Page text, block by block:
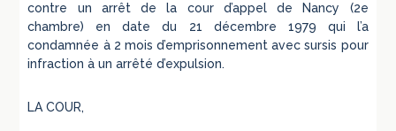
contre un arrêt de la cour d’appel de Nancy (2e
chambre) en date du 21 décembre 1979 qui l’a
condamnée à 2 mois d’emprisonnement avec sursis pour
infraction à un arrêté d’expulsion.
LA COUR,